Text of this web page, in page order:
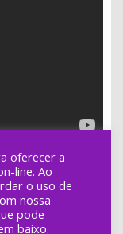
oferecer a
line. Ao
o uso de
nossa
pode
baixo.